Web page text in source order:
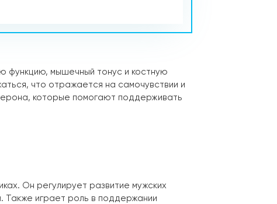
функцию, мышечный тонус и костную
что отражается на самочувствии и
которые помогают поддерживать
Он регулирует развитие мужских
Также играет роль в поддержании